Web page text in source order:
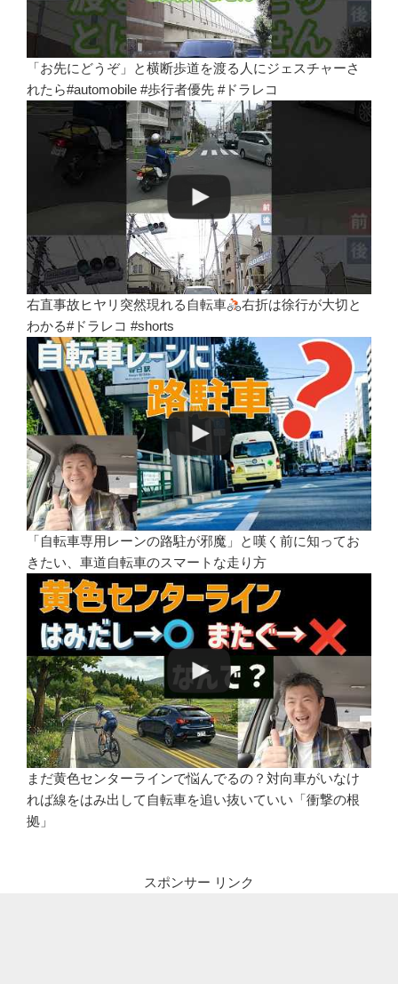
「お先にどうぞ」と横断歩道を渡る人にジェスチャーさ
れたら#automobile #歩行者優先 #ドラレコ
右直事故ヒヤリ突然現れる自転車
右折は徐行が大切と
わかる#ドラレコ #shorts
「自転車専用レーンの路駐が邪魔」と嘆く前に知ってお
きたい、車道自転車のスマートな走り方
まだ黄色センターラインで悩んでるの？対向車がいなけ
れば線をはみ出して自転車を追い抜いていい「衝撃の根
拠」
スポンサー リンク